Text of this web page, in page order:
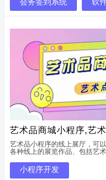
艺术品商城小程序,艺
艺术品小程序的线上展厅，可
各种线上的展览作品、包括艺
小程序开发